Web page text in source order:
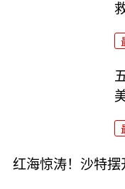
红海惊涛！沙特